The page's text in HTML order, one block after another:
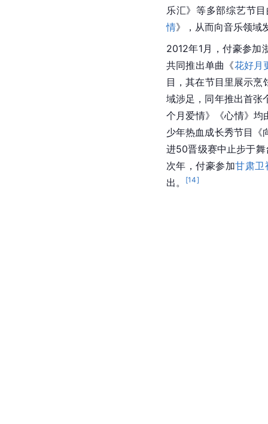
乐汇》等多部综艺节
情》，从而向音乐领域
2012年1月，付豪参加
共同推出单曲《花好月
目，其在节目里展示烹
域涉足，同年推出首张
个月爱情》《心情》均
少年热血成长秀节目《
进50晋级赛中止步于舞
次年，付豪参加甘肃卫
出。
[14]